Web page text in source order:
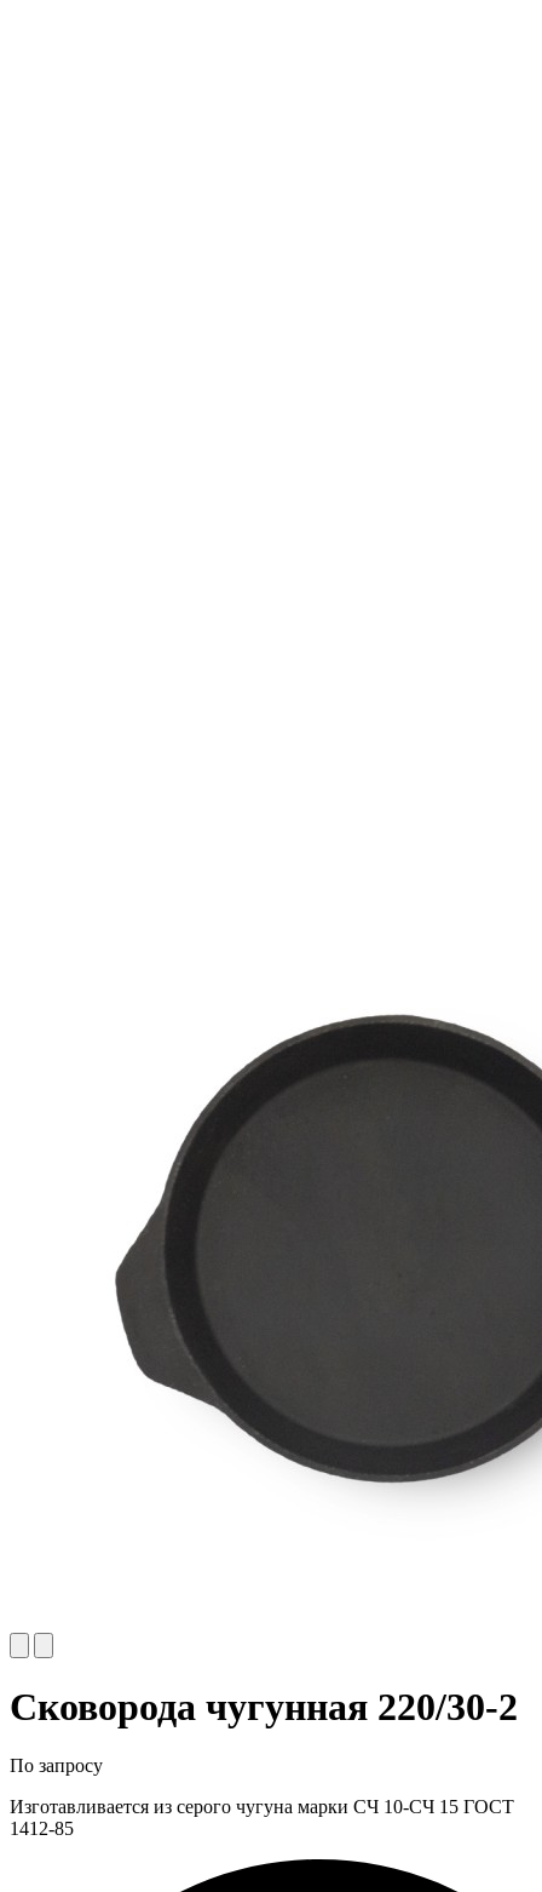
Сковорода чугунная 220/30-2
По запросу
Изготавливается из серого чугуна марки СЧ 10-СЧ 15 ГОСТ
1412-85